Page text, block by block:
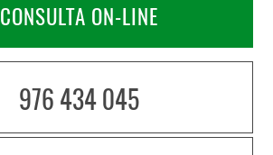
CONSULTA ON-LINE
976 434 045